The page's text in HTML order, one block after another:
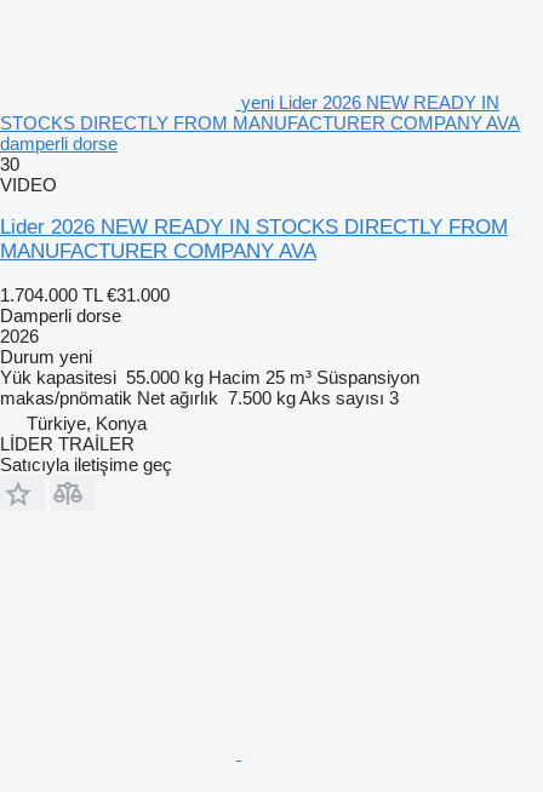
yeni Lider 2026 NEW READY IN
STOCKS DIRECTLY FROM MANUFACTURER COMPANY AVA
damperli dorse
30
VIDEO
Lider 2026 NEW READY IN STOCKS DIRECTLY FROM
MANUFACTURER COMPANY AVA
1.704.000 TL €31.000
Damperli dorse
2026
Durum yeni
Yük kapasitesi 55.000 kg Hacim 25 m³ Süspansiyon
makas/pnömatik Net ağırlık 7.500 kgAks sayısı 3
Türkiye, Konya
LİDER TRAİLER
Satıcıyla iletişime geç